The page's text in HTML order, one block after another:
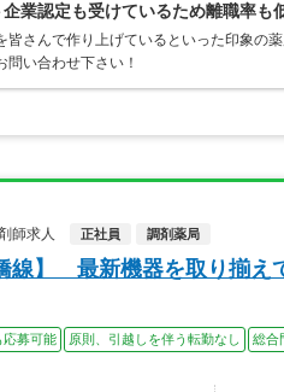
業認定も受けているため離職率も
皆さんで作り上げているといった印象の
い合わせ下さい！
師求人
正社員 調剤薬局
線】 最新機器を取り揃え
応募可能 原則、引越しを伴う転勤なし 総合